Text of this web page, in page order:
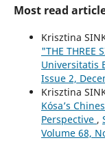
Most read
Krisztina
"THE THREE
Universitatis
Issue 2,
Krisztina
Kósa’s
Perspective ,
Volume 68,